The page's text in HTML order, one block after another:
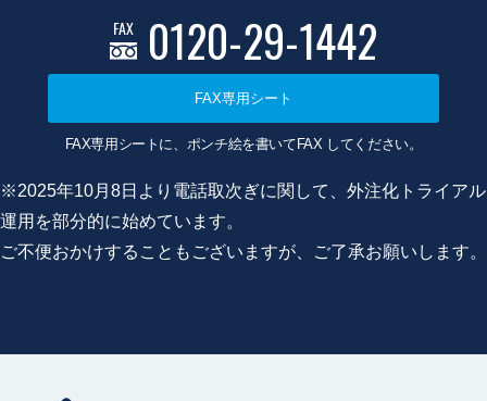
FAX 0120-29-1442
FAX専用シート
FAX専用シートに、ポンチ絵を書いてFAX してください。
※2025年10月8日より電話取次ぎに関して、外注化トライアル
運用を部分的に始めています。
ご不便おかけすることもございますが、ご了承お願いします。